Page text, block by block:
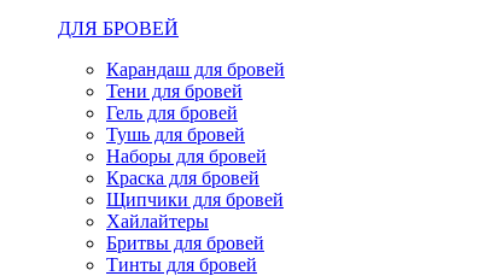
ДЛЯ БРОВЕЙ
Карандаш для бровей
Тени для бровей
Гель для бровей
Тушь для бровей
Наборы для бровей
Краска для бровей
Щипчики для бровей
Хайлайтеры
Бритвы для бровей
Тинты для бровей